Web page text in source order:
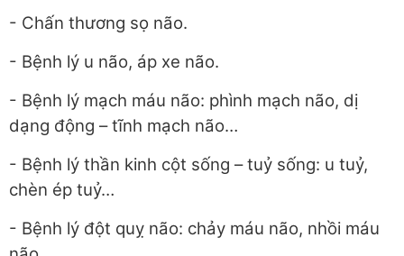
- Chấn thương sọ não.
- Bệnh lý u não, áp xe não.
- Bệnh lý mạch máu não: phình mạch não, dị
dạng động – tĩnh mạch não…
- Bệnh lý thần kinh cột sống – tuỷ sống: u tuỷ,
chèn ép tuỷ…
- Bệnh lý đột quỵ não: chảy máu não, nhồi máu